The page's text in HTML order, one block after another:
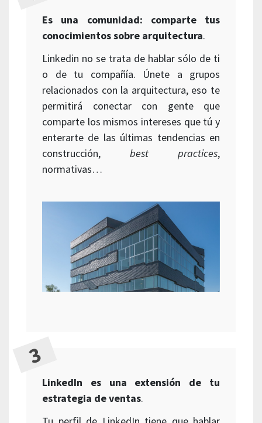
Es una comunidad: comparte tus
conocimientos sobre arquitectura.
Linkedin no se trata de hablar sólo de ti
o de tu compañía. Únete a grupos
relacionados con la arquitectura, eso te
permitirá conectar con gente que
comparte los mismos intereses que tú y
enterarte de las últimas tendencias en
construcción, best practices,
normativas…
LinkedIn es una extensión de tu
estrategia de ventas.